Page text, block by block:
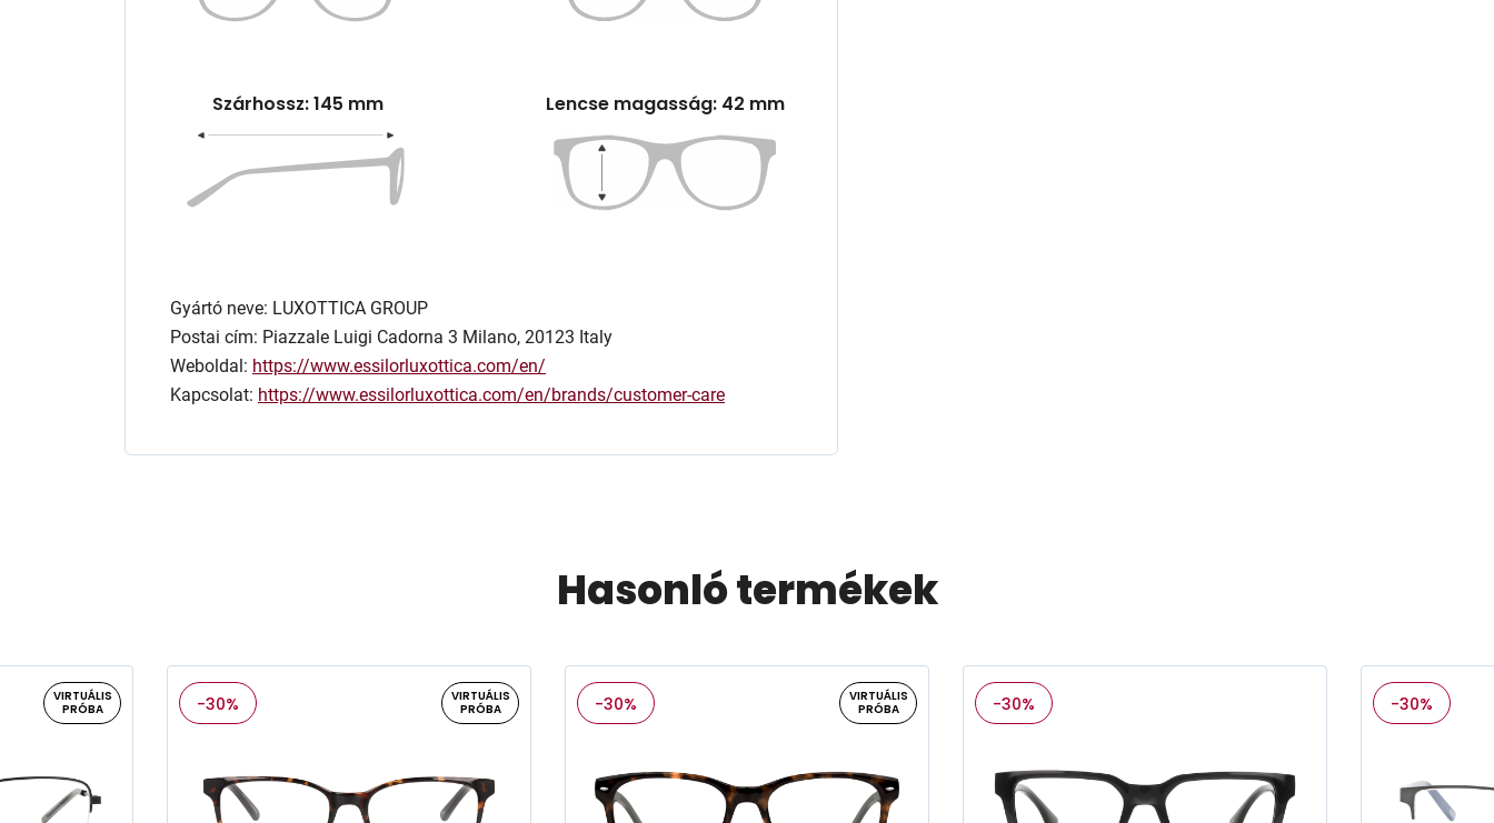
Szárhossz: 145 mm Lencse magasság: 42 mm
Gyártó neve: LUXOTTICA GROUP
Postai cím: Piazzale Luigi Cadorna 3 Milano, 20123 Italy
Weboldal: https://www.essilorluxottica.com/en/
Kapcsolat: https://www.essilorluxottica.com/en/brands/customer-care
Hasonló termékek
VIRTUÁLIS
PRÓBA
-30%
VIRTUÁLIS
PRÓBA
-30%
VIRTUÁLIS
PRÓBA
-30% -30%